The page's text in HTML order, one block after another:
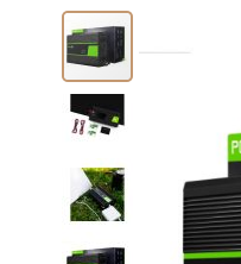
Hoppa
till
slutet
av
bildgalleriet